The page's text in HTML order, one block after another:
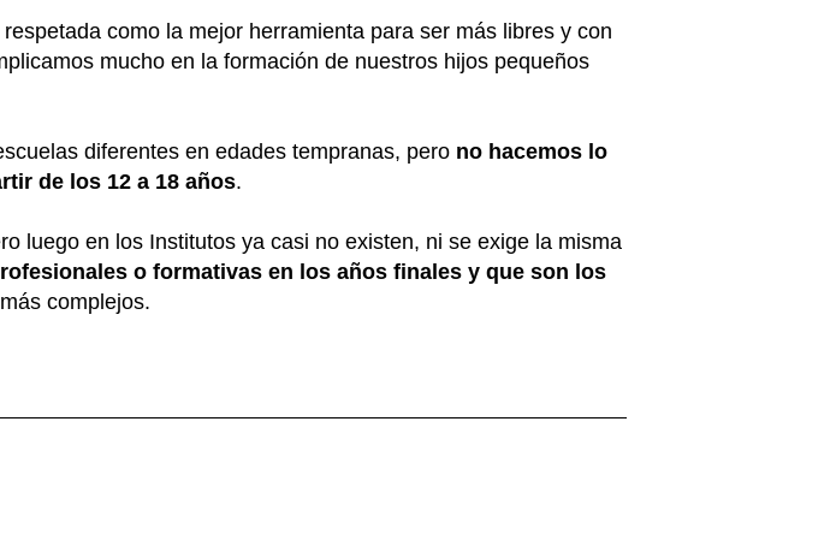
como la mejor herramienta para ser más libres y con
mucho en la formación de nuestros hijos pequeños
diferentes en edades tempranas, pero no hacemos lo
de los 12 a 18 años.
luego en los Institutos ya casi no existen, ni se exige la misma
o formativas en los años finales y que son los
complejos.